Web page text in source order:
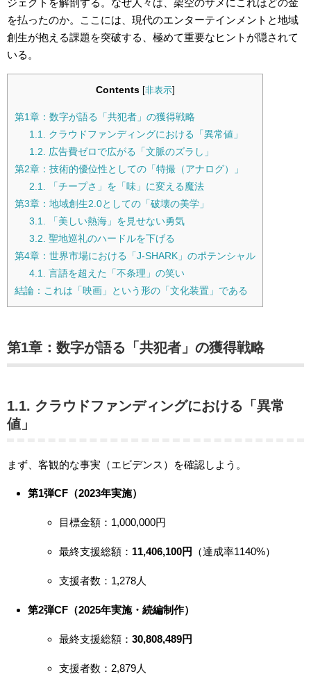
ジェクトを解剖する。なぜ人々は、架空のサメにこれほどの金
を払ったのか。ここには、現代のエンターテインメントと地域
創生が抱える課題を突破する、極めて重要なヒントが隠されて
いる。
Contents [非表示]
第1章：数字が語る「共犯者」の獲得戦略
1.1. クラウドファンディングにおける「異常値」
1.2. 広告費ゼロで広がる「文脈のズラし」
第2章：技術的優位性としての「特撮（アナログ）」
2.1. 「チープさ」を「味」に変える魔法
第3章：地域創生2.0としての「破壊の美学」
3.1. 「美しい熱海」を見せない勇気
3.2. 聖地巡礼のハードルを下げる
第4章：世界市場における「J-SHARK」のポテンシャル
4.1. 言語を超えた「不条理」の笑い
結論：これは「映画」という形の「文化装置」である
第1章：数字が語る「共犯者」の獲得戦略
1.1. クラウドファンディングにおける「異常
値」
まず、客観的な事実（エビデンス）を確認しよう。
第1弾CF（2023年実施）
目標金額：1,000,000円
最終支援総額： 11,406,100円 （達成率1140%）
支援者数：1,278人
第2弾CF（2025年実施・続編制作）
最終支援総額： 30,808,489円
支援者数：2,879人